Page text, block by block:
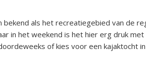
als het recreatiegebied van de
in het weekend is het hier erg druk met
of kies voor een kajaktocht